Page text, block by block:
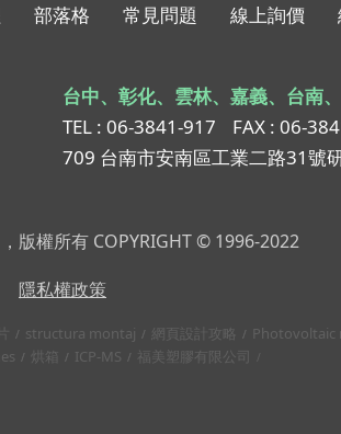
部落格 常見問題 線上詢價
台中、彰化、雲林、嘉義、台南
TEL : 06-3841-917
FAX : 06-
709 台南市安南區工業二路31號
版權所有 COPYRIGHT © 1996-2022
隱私權政策
structura montaj 網頁設計攻略
烘箱 ICP-MS 福美塑膠有限公司